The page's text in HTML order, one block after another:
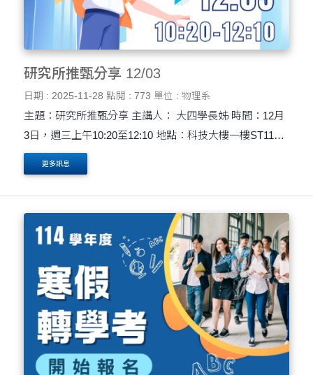
研究所推甄分享 12/03
日期 : 2025-11-28 點閱 : 773 單位 : 物理系
主題：研究所推甄分享 主講人： 大四學長姊 時間：12月
3日，週三上午10:20至12:10 地點：科技大樓一樓ST114
教室 我們誠摯邀請各位參與研究所推甄分享，這場特別的
活動將由經驗豐富的學長姐以及敬業的老師共....
更多訊息